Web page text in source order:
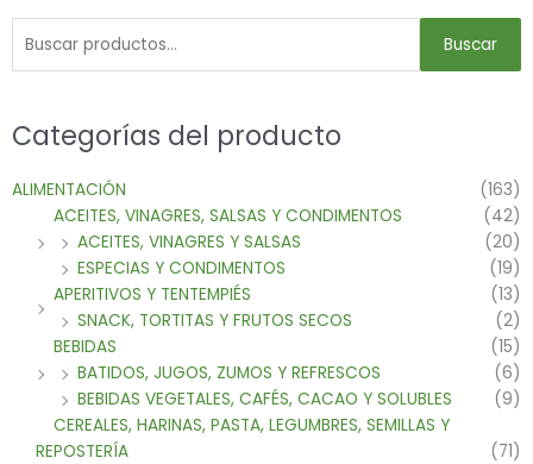
Buscar
Categorías del producto
ALIMENTACIÓN
(163)
ACEITES, VINAGRES, SALSAS Y CONDIMENTOS
(42)
ACEITES, VINAGRES Y SALSAS
(20)
ESPECIAS Y CONDIMENTOS
(19)
APERITIVOS Y TENTEMPIÉS
(13)
SNACK, TORTITAS Y FRUTOS SECOS
(2)
BEBIDAS
(15)
BATIDOS, JUGOS, ZUMOS Y REFRESCOS
(6)
BEBIDAS VEGETALES, CAFÉS, CACAO Y SOLUBLES
(9)
CEREALES, HARINAS, PASTA, LEGUMBRES, SEMILLAS Y
REPOSTERÍA
(71)